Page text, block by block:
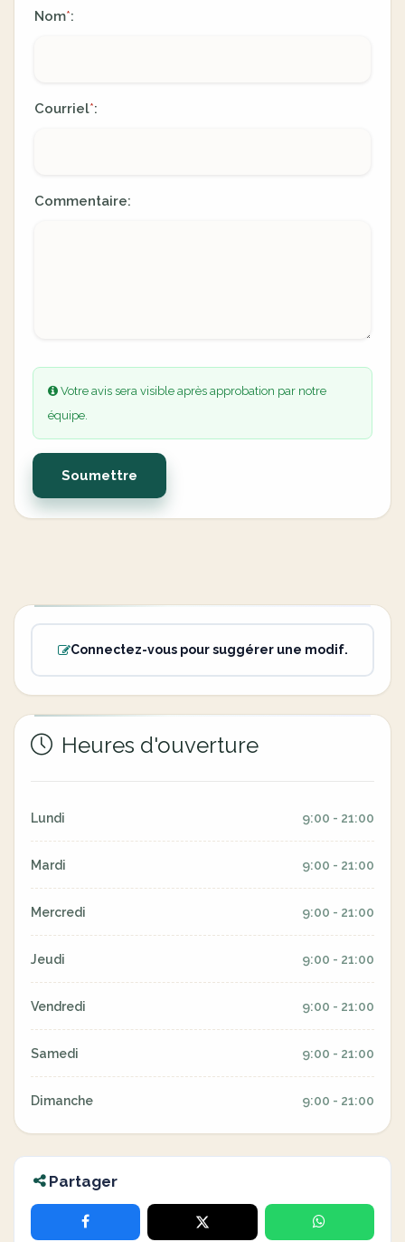
Nom*:
Courriel*:
Commentaire:
Votre avis sera visible après approbation par notre
équipe.
Soumettre
Connectez-vous pour suggérer une modif.
Heures d'ouverture
Lundi 9:00 - 21:00
Mardi 9:00 - 21:00
Mercredi 9:00 - 21:00
Jeudi 9:00 - 21:00
Vendredi 9:00 - 21:00
Samedi 9:00 - 21:00
Dimanche 9:00 - 21:00
Partager